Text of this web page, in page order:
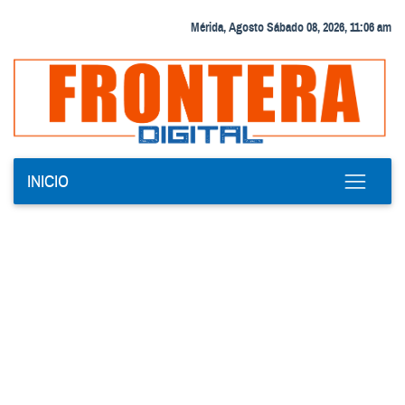
Mérida, Agosto Sábado 08, 2026, 11:06 am
INICIO